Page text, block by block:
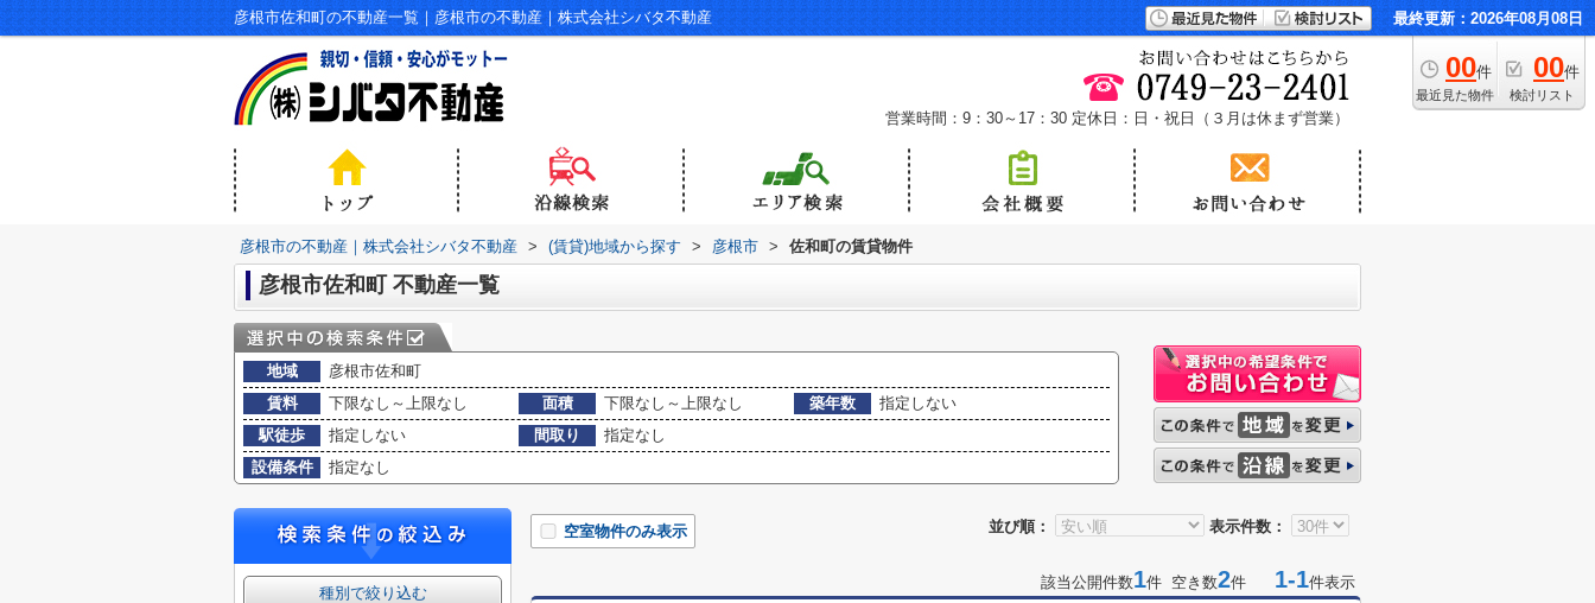
彦根市佐和町の不動産一覧｜彦根市の不動産｜株式会社シバタ不動産 最終更新：2026年08月08日
00件
最近見た物件
00件
検討リスト
営業時間：9：30～17：30 定休日：日・祝日（３月は休まず営業）
彦根市の不動産｜株式会社シバタ不動産 > (賃貸)地域から探す > 彦根市 > 佐和町の賃貸物件
彦根市佐和町 不動産一覧
地域
彦根市佐和町
賃料
下限なし～上限なし 面積 下限なし～上限なし 築年数
指定しない
駅徒歩
指定しない 間取り
指定なし
設備条件
指定なし
並び順： 表示件数：
空室物件のみ表示
該当公開件数1件 空き数2件 1-1件表示
種別で絞り込む